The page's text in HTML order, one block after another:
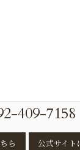
409-7158
ら 公式サイト